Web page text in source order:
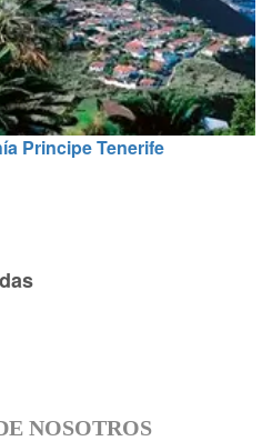
Principe Tenerife
NOSOTROS